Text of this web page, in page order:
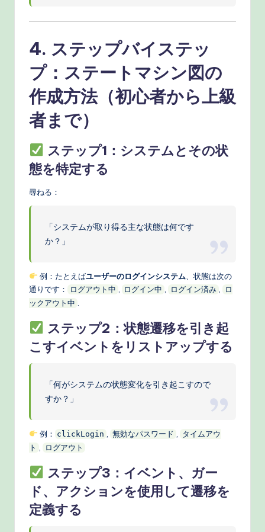
4. ステップバイステッ
プ：ステートマシン図の
作成方法（初心者から上級
者まで）
ステップ1：システムとその状
態を特定する
尋ねる：
「システムが取り得る主な状態は何です
か？」
例：たとえばユーザーのログインシステム 、状態は次の
通りです：
ログアウト中 ログイン中 ログイン済み
ロ
ックアウト中
ステップ2：状態遷移を引き起
こすイベントをリストアップする
「何がシステムの状態変化を引き起こすので
すか？」
例： clickLogin 無効なパスワード
タイムアウ
ト
ログアウト
ステップ3：イベント、ガー
ド、アクションを使用して遷移を
定義する